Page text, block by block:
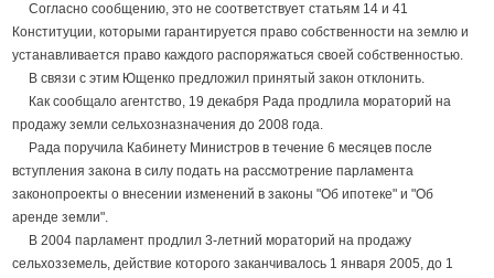
Согласно сообщению, это не соответствует статьям 14 и 41
Конституции, которыми гарантируется право собственности на землю и
устанавливается право каждого распоряжаться своей собственностью.
В связи с этим Ющенко предложил принятый закон отклонить.
Как сообщало агентство, 19 декабря Рада продлила мораторий на
продажу земли сельхозназначения до 2008 года.
Рада поручила Кабинету Министров в течение 6 месяцев после
вступления закона в силу подать на рассмотрение парламента
законопроекты о внесении изменений в законы "Об ипотеке" и "Об
аренде земли".
В 2004 парламент продлил 3-летний мораторий на продажу
сельхозземель, действие которого заканчивалось 1 января 2005, до 1